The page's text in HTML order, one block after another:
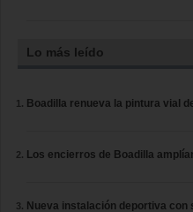
Lo más leído
Boadilla renueva la pintura vial
Los encierros de Boadilla
Nueva instalación deportiva con